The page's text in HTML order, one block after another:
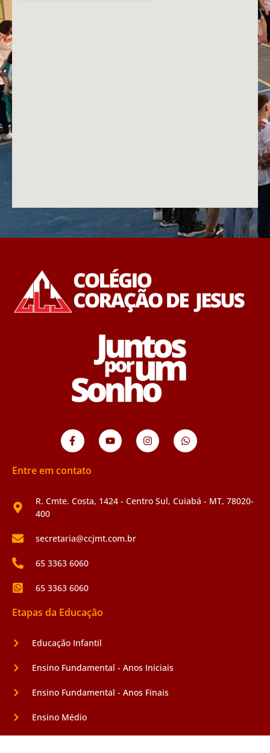
Entre em contato
R. Cmte. Costa, 1424 - Centro Sul, Cuiabá - MT, 78020-
400
secretaria@ccjmt.com.br
65 3363 6060
65 3363 6060
Etapas da Educação
Educação Infantil
Ensino Fundamental - Anos Iniciais
Ensino Fundamental - Anos Finais
Ensino Médio